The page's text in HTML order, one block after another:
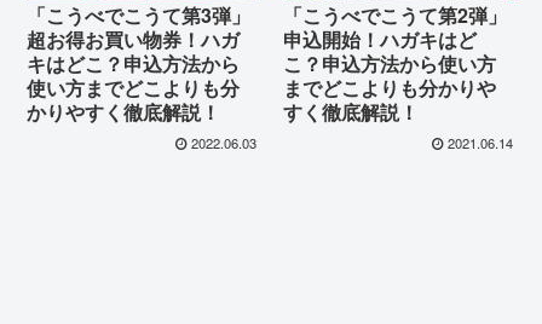
「こうべでこうて第3弾」
超お得お買い物券！ハガ
キはどこ？申込方法から
使い方までどこよりも分
かりやすく徹底解説！
2022.06.03
「こうべでこうて第2弾」
申込開始！ハガキはど
こ？申込方法から使い方
までどこよりも分かりや
すく徹底解説！
2021.06.14